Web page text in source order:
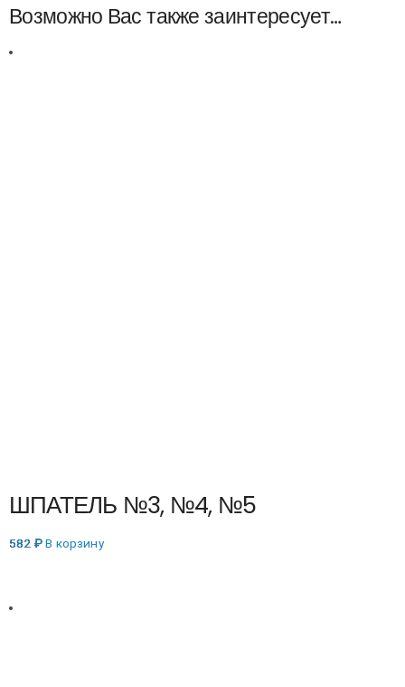
Возможно Вас также заинтересует…
ШПАТЕЛЬ №3, №4, №5
582 ₽ В корзину